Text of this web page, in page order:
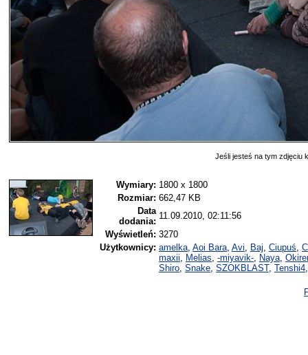
Jeśli jesteś na tym zdjęciu
Wymiary: 1800 x 1800
Rozmiar: 662,47 KB
Data
dodania:
11.09.2010, 02:11:56
Wyświetleń: 3270
Użytkownicy: amelka Aoi Bara Avi Baj Ciupuś
maxii
Melias -miyavik- Naya
Shiro Snake SZOKBLAST, Tenshi4